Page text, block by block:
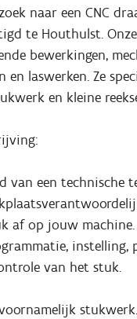
naar een CNC
te Houthulst.
bewerkingen,
en laswerken. Ze
en kleine
van een technische
af op jouw
instelling,
van het stuk.
stukwerk.